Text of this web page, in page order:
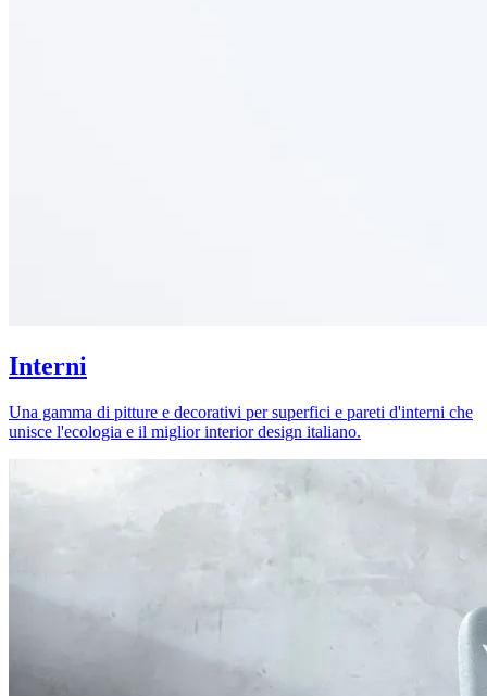
Interni
Una gamma di pitture e decorativi per superfici e pareti d'interni che
unisce l'ecologia e il miglior interior design italiano.